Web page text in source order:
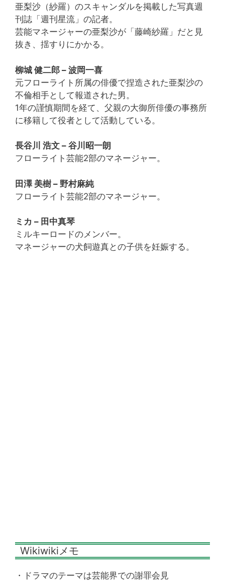
亜梨沙（紗羅）のスキャンダルを掲載した写真週
刊誌「週刊星流」の記者。
芸能マネージャーの亜梨沙が「藤崎紗羅」だと見
抜き、揺すりにかかる。
柳城 健二郎 – 波岡一喜
元フローライト所属の俳優で捏造された亜梨沙の
不倫相手として報道された男。
1年の謹慎期間を経て、父親の大御所俳優の事務所
に移籍して役者として活動している。
長谷川 浩文 – 谷川昭一朗
フローライト芸能2部のマネージャー。
田澤 美樹 – 野村麻純
フローライト芸能2部のマネージャー。
ミカ – 田中真琴
ミルキーロードのメンバー。
マネージャーの犬飼遊真との子供を妊娠する。
Wikiwikiメモ
・ドラマのテーマは芸能界での謝罪会見